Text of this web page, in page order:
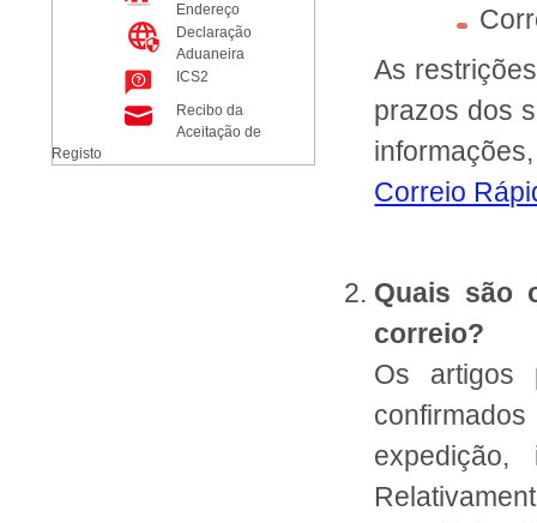
Endereço
Declaração
Aduaneira
ICS2
Recibo da
Aceitação de
Registo
As
prazos dos
Correio
Quais são
correio?
Os artigos
expedição,